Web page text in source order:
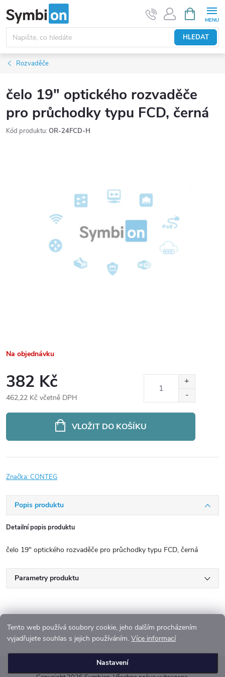
Tento web používá soubory cookie, jeho dalším procházením
vyjadřujete souhlas s jejich používáním. Více informací
Nastavení
na
obsah
HLEDAT
NÁKUPNÍ
KOŠÍK
Rozvaděče
čelo 19" optického rozvaděče
pro průchodky typu FCD, černá
Kód produktu: OR-24FCD-H
Na objednávku
382 Kč
462,22 Kč včetně DPH
VLOŽIT DO KOŠÍKU
Značka:CONTEG
Popis produktu
Detailní popis produktu
čelo 19" optického rozvaděče pro průchodky typu FCD, černá
Parametry produktu